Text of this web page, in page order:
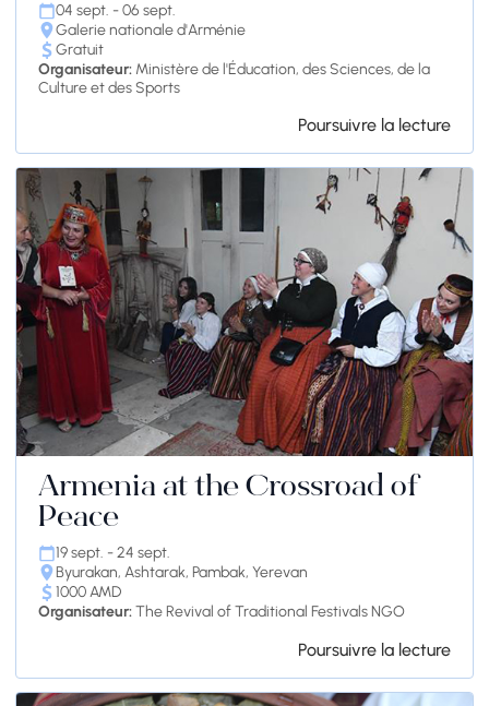
04 sept. - 06 sept.
Galerie nationale d'Arménie
Gratuit
Organisateur: Ministère de l'Éducation, des Sciences, de la
Culture et des Sports
Poursuivre la lecture
Armenia at the Crossroad of
Peace
19 sept. - 24 sept.
Byurakan, Ashtarak, Pambak, Yerevan
1000 AMD
Organisateur:The Revival of Traditional Festivals NGO
Poursuivre la lecture